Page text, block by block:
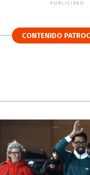
PUBLICIDAD
CONTENIDO